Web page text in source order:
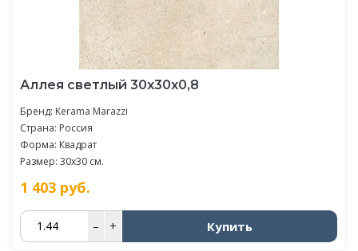
Аллея светлый 30x30x0,8
Бренд: Kerama Marazzi
Страна: Россия
Форма: Квадрат
Размер: 30x30 см.
1 403 руб.
– + Купить